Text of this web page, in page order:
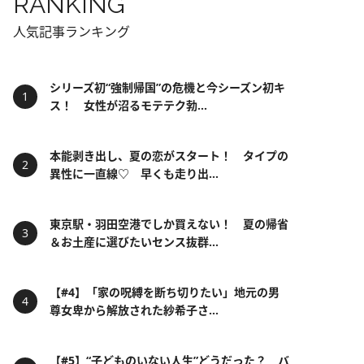
人気記事ランキング
シリーズ初“強制帰国”の危機と今シーズン初キ
ス！ 女性が沼るモテテク勃...
本能剥き出し、夏の恋がスタート！ タイプの
異性に一直線♡ 早くも走り出...
東京駅・羽田空港でしか買えない！ 夏の帰省
＆お土産に選びたいセンス抜群...
【#4】「家の呪縛を断ち切りたい」地元の男
尊女卑から解放された紗希子さ...
【#5】“子どものいない人生”どうだった？ バ